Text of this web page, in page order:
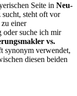
Seite in Neu-
sucht, steht oft vor
einer
oder suche ich mir
vs.
synonym verwendet,
diesen beiden